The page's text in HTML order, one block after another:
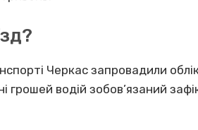
Черкас запровадили
грошей водій зобов’язаний